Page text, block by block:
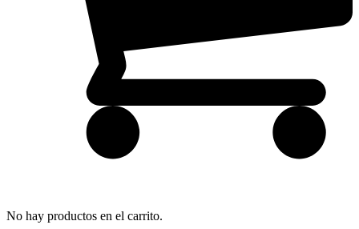
No hay productos en el carrito.